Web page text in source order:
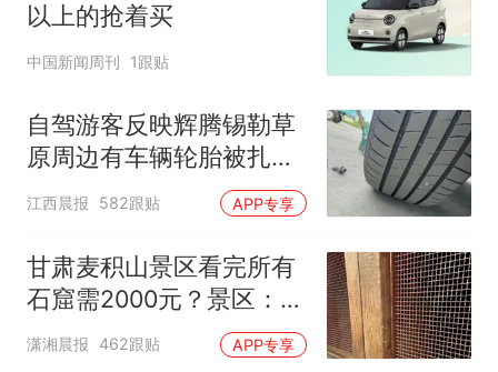
以上的抢着买
中国新闻周刊 1跟贴
自驾游客反映辉腾锡勒草
原周边有车辆轮胎被扎，
修理店铺换胎价格高达千
元，官方发布情况通报
江西晨报 582跟贴 APP专享
甘肃麦积山景区看完所有
石窟需2000元？景区：部
分石窟受特别保护，游客
潇湘晨报 462跟贴 APP专享